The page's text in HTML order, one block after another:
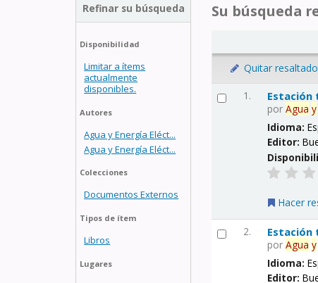
Refinar su búsqueda
Disponibilidad
Limitar a ítems
actualmente
disponibles.
Autores
Agua y Energía Eléct...
Agua y Energía Eléct...
Colecciones
Documentos Externos
Tipos de ítem
Libros
Lugares
Su búsqueda
Quitar resaltado
1. Estación
porAgua y
Idioma:
Editor:
Hacer
2. Estación
porAgua y
Idioma:
Editor: